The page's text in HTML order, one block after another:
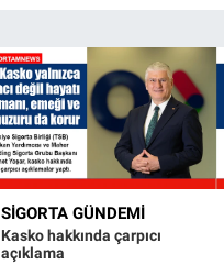
SIGORTA GÜNDEMI
Kasko hakkında çarpıcı
açıklama